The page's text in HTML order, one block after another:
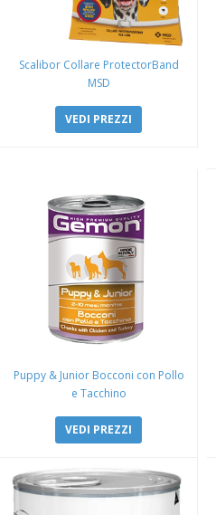
Scalibor Collare ProtectorBand
MSD
VEDI PREZZI
Puppy & Junior Bocconi con Pollo
e Tacchino
VEDI PREZZI